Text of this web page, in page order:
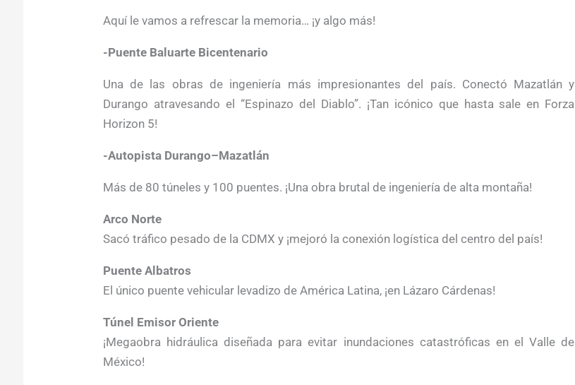
Aquí le vamos a refrescar la memoria… ¡y algo más!
-Puente Baluarte Bicentenario
Una de las obras de ingeniería más impresionantes del país. Conectó Mazatlán y
Durango atravesando el “Espinazo del Diablo”. ¡Tan icónico que hasta sale en Forza
Horizon 5!
-Autopista Durango–Mazatlán
Más de 80 túneles y 100 puentes. ¡Una obra brutal de ingeniería de alta montaña!
Arco Norte
Sacó tráfico pesado de la CDMX y ¡mejoró la conexión logística del centro del país!
Puente Albatros
El único puente vehicular levadizo de América Latina, ¡en Lázaro Cárdenas!
Túnel Emisor Oriente
¡Megaobra hidráulica diseñada para evitar inundaciones catastróficas en el Valle de
México!